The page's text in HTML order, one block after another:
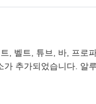
, 벨트, 튜브, 바, 프
추가되었습니다.